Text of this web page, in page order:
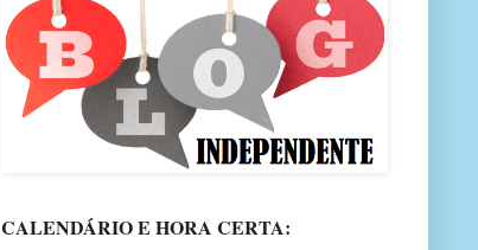
CALENDÁRIO E HORA CERTA: